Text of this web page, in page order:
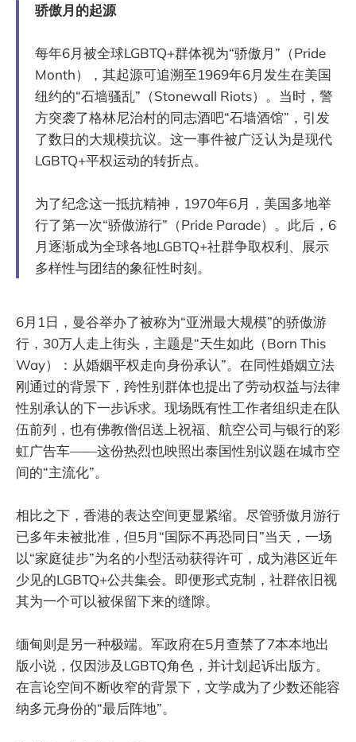
骄傲月的起源
每年6月被全球LGBTQ+群体视为“骄傲月”（Pride
Month），其起源可追溯至1969年6月发生在美国
纽约的“石墙骚乱”（Stonewall Riots）。当时，警
方突袭了格林尼治村的同志酒吧“石墙酒馆”，引发
了数日的大规模抗议。这一事件被广泛认为是现代
LGBTQ+平权运动的转折点。
为了纪念这一抵抗精神，1970年6月，美国多地举
行了第一次“骄傲游行”（Pride Parade）。此后，6
月逐渐成为全球各地LGBTQ+社群争取权利、展示
多样性与团结的象征性时刻。
6月1日，曼谷举办了被称为“亚洲最大规模”的骄傲游
行，30万人走上街头，主题是“天生如此（Born This
Way）：从婚姻平权走向身份承认”。在同性婚姻立法
刚通过的背景下，跨性别群体也提出了劳动权益与法律
性别承认的下一步诉求。现场既有性工作者组织走在队
伍前列，也有佛教僧侣送上祝福、航空公司与银行的彩
虹广告车——这份热烈也映照出泰国性别议题在城市空
间的“主流化”。
相比之下，香港的表达空间更显紧缩。尽管骄傲月游行
已多年未被批准，但5月“国际不再恐同日”当天，一场
以“家庭徒步”为名的小型活动获得许可，成为港区近年
少见的LGBTQ+公共集会。即便形式克制，社群依旧视
其为一个可以被保留下来的缝隙。
缅甸则是另一种极端。军政府在5月查禁了7本本地出
版小说，仅因涉及LGBTQ角色，并计划起诉出版方。
在言论空间不断收窄的背景下，文学成为了少数还能容
纳多元身份的“最后阵地”。